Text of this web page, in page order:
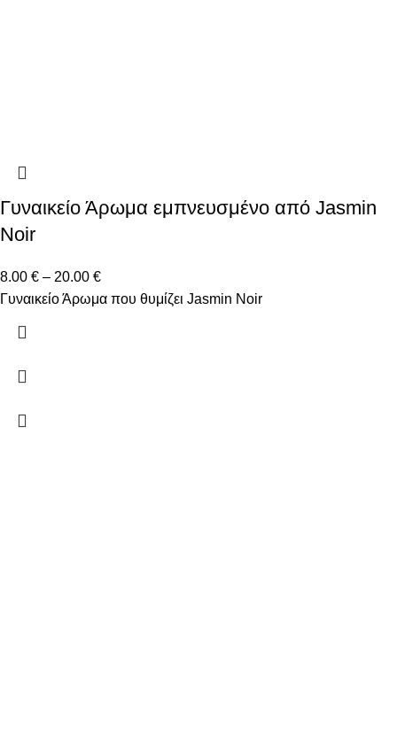
Γυναικείο Άρωμα εμπνευσμένο από Jasmin
Noir
8.00 € – 20.00 €
Γυναικείο Άρωμα που θυμίζει Jasmin Noir